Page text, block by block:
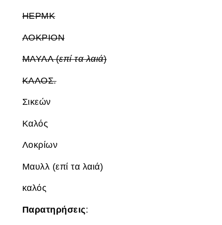
ΗΕΡΜΚ
ΛΟΚΡΙΟΝ
ΜΑΥΛΛ (επί τα λαιά)
ΚΑΛΟΣ.
Σικεών
Καλός
Λοκρίων
Μαυλλ (επί τα λαιά)
καλός
Παρατηρήσεις: